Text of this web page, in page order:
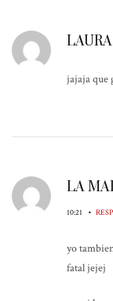
LAURA
jajaja que
LA
10:21 •
yo
fatal jejej